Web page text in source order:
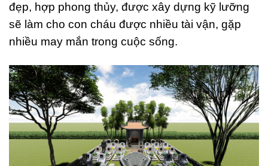
đẹp, hợp phong thủy, được xây dựng kỹ lưỡng
sẽ làm cho con cháu được nhiều tài vận, gặp
nhiều may mắn trong cuộc sống.